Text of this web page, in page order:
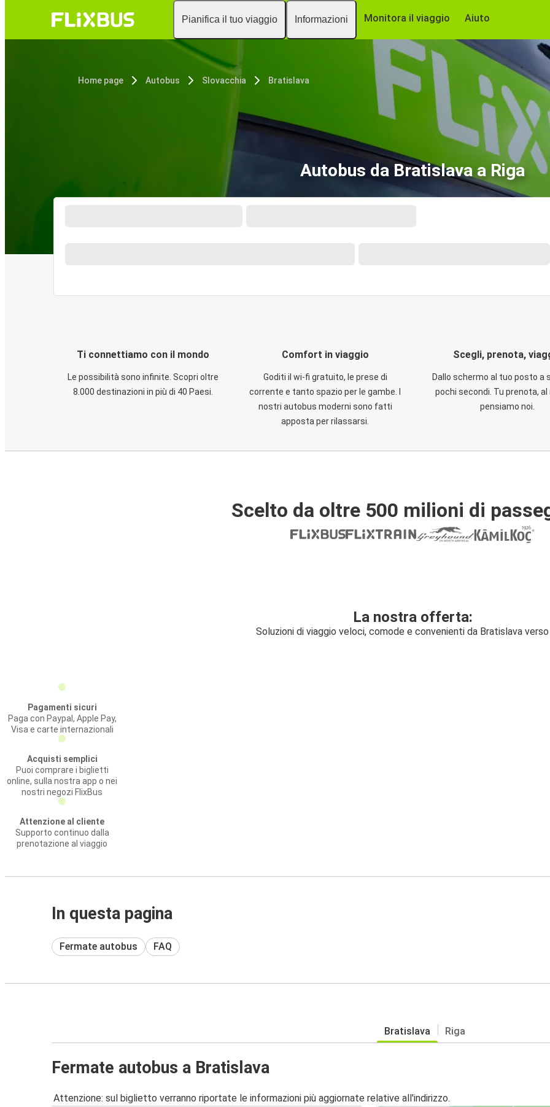
Pianifica il tuo viaggio Informazioni Monitora il viaggio Aiuto
Home page Autobus Slovacchia Bratislava
Autobus da Bratislava a Riga
Ti connettiamo con il mondo
Le possibilità sono infinite. Scopri oltre
8.000 destinazioni in più di 40 Paesi.
Comfort in viaggio
Goditi il wi-fi gratuito, le prese di
corrente e tanto spazio per le gambe. I
nostri autobus moderni sono fatti
apposta per rilassarsi.
Scegli, prenota,
Dallo schermo al tuo posto a
pochi secondi. Tu prenota,
pensiamo noi.
Scelto da oltre 500 milioni di
La nostra offerta:
Soluzioni di viaggio veloci, comode e convenienti da Bratislava verso
Pagamenti sicuri
Paga con Paypal, Apple Pay,
Visa e carte internazionali
Acquisti semplici
Puoi comprare i biglietti
online, sulla nostra app o nei
nostri negozi FlixBus
Attenzione al cliente
Supporto continuo dalla
prenotazione al viaggio
In questa pagina
Fermate autobus FAQ
Bratislava Riga
Fermate autobus a Bratislava
Attenzione: sul biglietto verranno riportate le informazioni più aggiornate relative all'indirizzo.